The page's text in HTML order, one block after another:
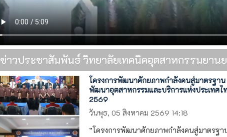
ข่าวประชาสัมพันธ์ วิทยาลัยเทคนิคอุตสาหกรรมยาน
โครงการพัฒนาศักยภาพกำลังคนสู่มาตรฐา
พัฒนาอุตสาหกรรมและบริการแห่งประเทศไ
2569
วันพุธ, 05 สิงหาคม 2569 14:18
”โครงการพัฒนาศักยภาพกำลังคนสู่มาตรฐา